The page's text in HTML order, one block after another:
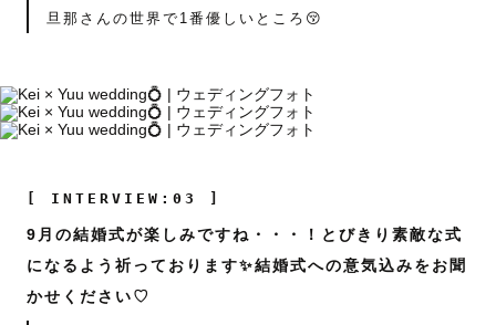
旦那さんの世界で1番優しいところ😚
[ INTERVIEW:03 ]
9月の結婚式が楽しみですね・・・！とびきり素敵な式
になるよう祈っております✨結婚式への意気込みをお聞
かせください♡